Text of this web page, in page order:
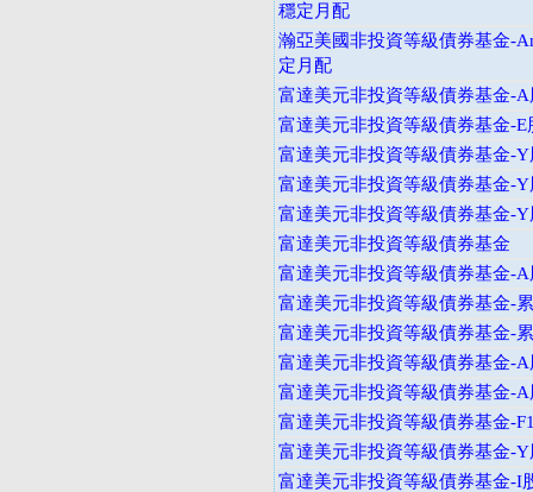
穩定月配
瀚亞美國非投資等級債券基金-
定月配
富達美元非投資等級債券基金-
富達美元非投資等級債券基金-
富達美元非投資等級債券基金-Y
富達美元非投資等級債券基金-
富達美元非投資等級債券基金-
富達美元非投資等級債券基金
富達美元非投資等級債券基金-
富達美元非投資等級債券基金-
富達美元非投資等級債券基金-
富達美元非投資等級債券基金-
富達美元非投資等級債券基金-
富達美元非投資等級債券基金-
富達美元非投資等級債券基金-
富達美元非投資等級債券基金-I